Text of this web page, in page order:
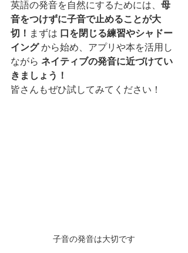
英語の発音を自然にするためには、 母
音をつけずに子音で止めることが大
切！ まずは 口を閉じる練習やシャドー
イング から始め、アプリや本を活用し
ながら ネイティブの発音に近づけてい
きましょう！
皆さんもぜひ試してみてください！
子音の発音は大切です